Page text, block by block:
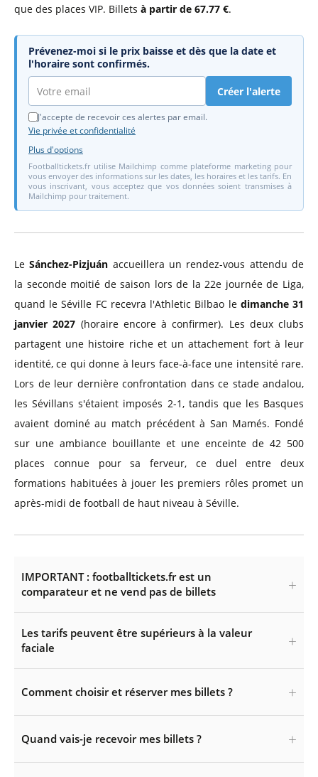
que des places VIP. Billets à partir de 67.77 €.
Prévenez-moi si le prix baisse et dès que la date et
l'horaire sont confirmés.
Créer l'alerte
J'accepte de recevoir ces alertes par email.
Vie privée et confidentialité
Plus d'options
Footballtickets.fr utilise Mailchimp comme plateforme marketing pour
vous envoyer des informations sur les dates, les horaires et les tarifs. En
vous inscrivant, vous acceptez que vos données soient transmises à
Mailchimp pour traitement.
LeSánchez-Pizjuán accueillera un rendez-vous attendu de
la seconde moitié de saison lors de la 22e journée de Liga,
quand le Séville FC recevra l'Athletic Bilbao le dimanche 31
janvier 2027 (horaire encore à confirmer). Les deux clubs
partagent une histoire riche et un attachement fort à leur
identité, ce qui donne à leurs face-à-face une intensité rare.
Lors de leur dernière confrontation dans ce stade andalou,
les Sévillans s'étaient imposés 2-1, tandis que les Basques
avaient dominé au match précédent à San Mamés. Fondé
sur une ambiance bouillante et une enceinte de 42 500
places connue pour sa ferveur, ce duel entre deux
formations habituées à jouer les premiers rôles promet un
après-midi de football de haut niveau à Séville.
IMPORTANT : footballtickets.fr est un
comparateur et ne vend pas de billets
Les tarifs peuvent être supérieurs à la valeur
faciale
Comment choisir et réserver mes billets ?
Quand vais-je recevoir mes billets ?